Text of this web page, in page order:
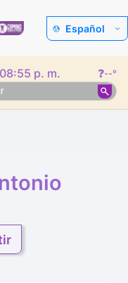
Español
08:55 p. m. ❓--°